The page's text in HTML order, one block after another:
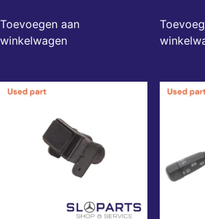
Toevoegen aan
winkelwagen